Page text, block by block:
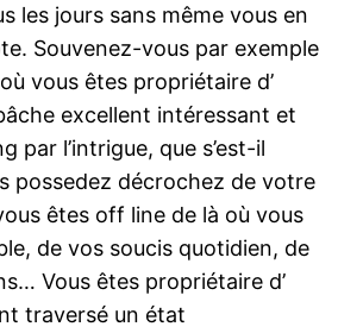
les jours sans même vous en
Souvenez-vous par exemple
vous êtes propriétaire d’
excellent intéressant et
par l’intrigue, que s’est-il
possedez décrochez de votre
êtes off line de là où vous
de vos soucis quotidien, de
Vous êtes propriétaire d’
traversé un état